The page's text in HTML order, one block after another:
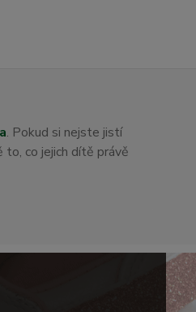
. Pokud si nejste jistí
to, co jejich dítě právě